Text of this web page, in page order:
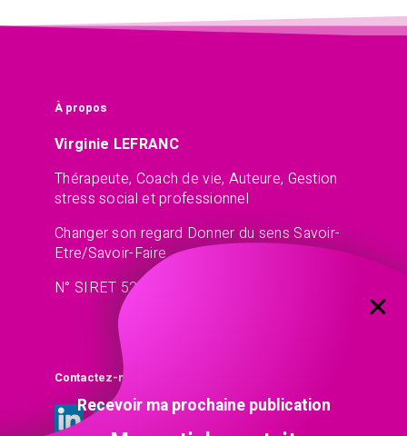
À propos
Virginie LEFRANC
Thérapeute, Coach de vie, Auteure, Gestion
stress social et professionnel
Changer son regard Donner du sens Savoir-
Etre/Savoir-Faire
N° SIRET 521 45 77 13
Contactez-moi
Recevoir ma prochaine publication